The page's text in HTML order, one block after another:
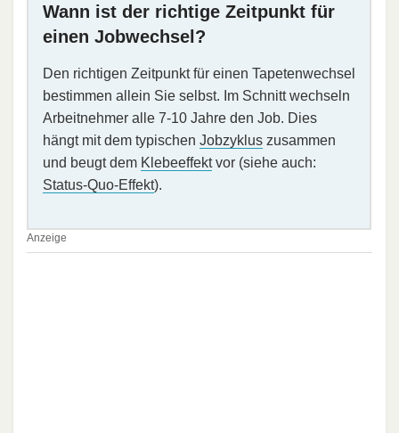
Wann ist der richtige Zeitpunkt für
einen Jobwechsel?
Den richtigen Zeitpunkt für einen Tapetenwechsel
bestimmen allein Sie selbst. Im Schnitt wechseln
Arbeitnehmer alle 7-10 Jahre den Job. Dies
hängt mit dem typischen Jobzyklus zusammen
und beugt dem Klebeeffektvor (siehe auch:
Status-Quo-Effekt).
Anzeige